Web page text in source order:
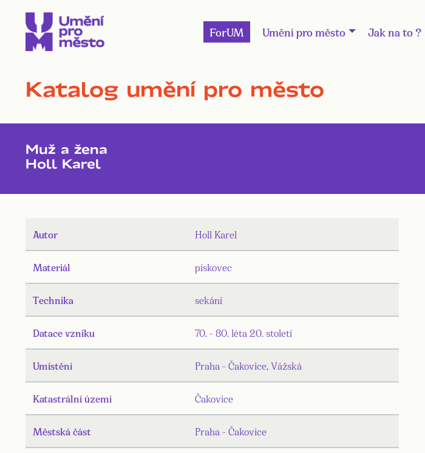
ForUM Umění pro město Jak na to ?
Katalog umění pro město
Muž a žena
Holl Karel
Autor Holl Karel
Materiál pískovec
Technika sekání
Datace vzniku 70. - 80. léta 20. století
Umístění Praha - Čakovice, Vážská
Katastrální území Čakovice
Městská část Praha - Čakovice